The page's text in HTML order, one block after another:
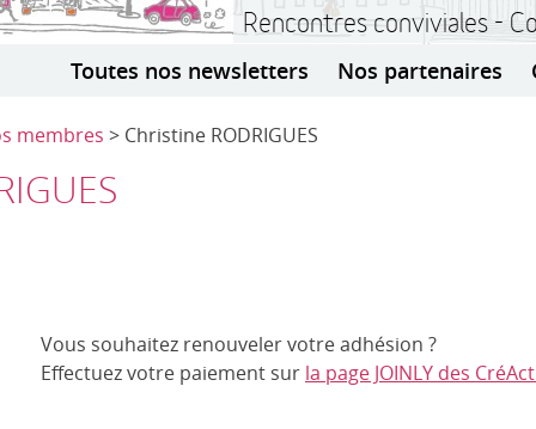
Rencontres conviviales -
Toutes nos newsletters Nos partenaires
membres > Christine RODRIGUES
Vous souhaitez renouveler votre adhésion ?
Effectuez votre paiement sur la page JOINLY des